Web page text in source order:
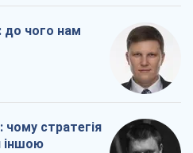
до чого нам
стратегія
іншою